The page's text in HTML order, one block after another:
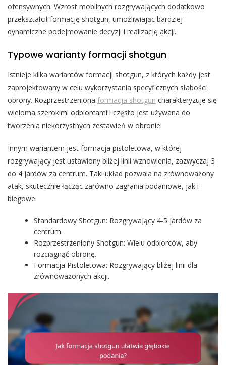
ofensywnych. Wzrost mobilnych rozgrywających dodatkowo
przekształcił formację shotgun, umożliwiając bardziej
dynamiczne podejmowanie decyzji i realizację akcji.
Typowe warianty formacji shotgun
Istnieje kilka wariantów formacji shotgun, z których każdy jest
zaprojektowany w celu wykorzystania specyficznych słabości
obrony. Rozprzestrzeniona formacja shotgun charakteryzuje się
wieloma szerokimi odbiorcami i często jest używana do
tworzenia niekorzystnych zestawień w obronie.
Innym wariantem jest formacja pistoletowa, w której
rozgrywający jest ustawiony bliżej linii wznowienia, zazwyczaj 3
do 4 jardów za centrum. Taki układ pozwala na zrównoważony
atak, skutecznie łącząc zarówno zagrania podaniowe, jak i
biegowe.
Standardowy Shotgun: Rozgrywający 4-5 jardów za
centrum.
Rozprzestrzeniony Shotgun: Wielu odbiorców, aby
rozciągnąć obronę.
Formacja Pistoletowa: Rozgrywający bliżej linii dla
zrównoważonych akcji.